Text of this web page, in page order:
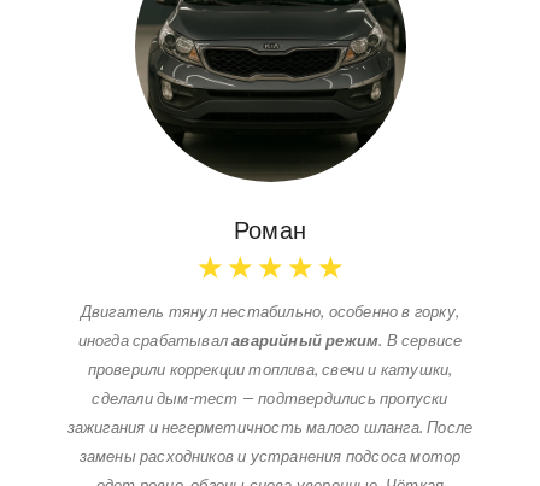
Роман
★ ★ ★ ★ ★
Двигатель тянул нестабильно, особенно в горку,
иногда срабатывалаварийный режим. В сервисе
проверили коррекции топлива, свечи и катушки,
сделали дым-тест — подтвердились пропуски
зажигания и негерметичность малого шланга. После
замены расходников и устранения подсоса мотор